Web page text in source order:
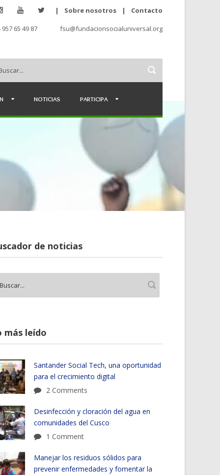
| Sobre nosotros | Contacto
65 49 87 fsu@fundacionsocialuniversal.org
NOTICIAS PARTICIPA
de noticias
más leído
Santander Social Tech, una oportunidad
para el crecimiento digital
2 Comments
Desinfección y cloración del agua en
comunidades del Cusco
1 Comment
Manejar los residuos sólidos para
prevenir enfermedades y fomentar la